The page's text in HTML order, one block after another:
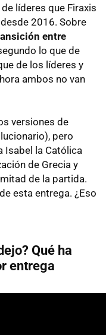
líderes que Firaxis
2016. Sobre
entre
lo que de
de los líderes y
ambos no van
versiones de
pero
Isabel la Católica
de Grecia y
de la partida.
esta entrega. ¿Eso
Qué ha
entrega